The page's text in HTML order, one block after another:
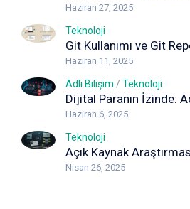
Haziran 27, 2025
Teknoloji
Haziran 11, 2025
Adli Bilişim / Teknoloji
Haziran 6, 2025
Teknoloji
Nisan 26, 2025